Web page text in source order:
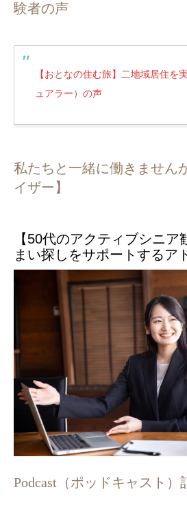
験者の声
【おとなの住む旅】二地域居住を
ュアラー）の声
私たちと一緒に働きません
イザー】
【50代のアクティブシニ
まい探しをサポートするア
Podcast（ポッドキャスト）